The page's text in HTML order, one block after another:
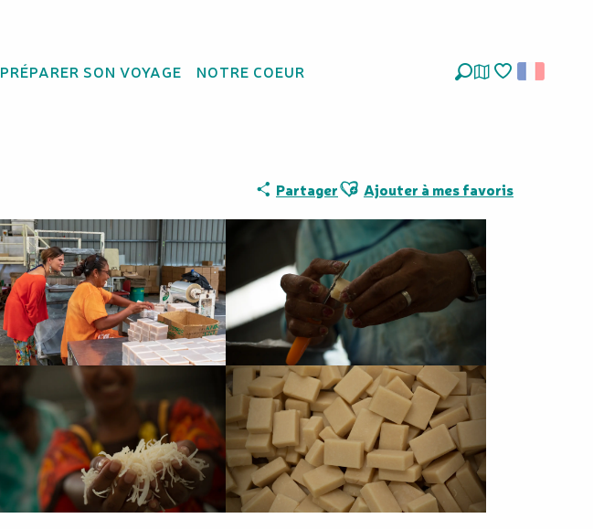
PRÉPARER SON VOYAGE NOTRE COEUR
PartagerAjouter aux favoris
Ajouter à mes favoris